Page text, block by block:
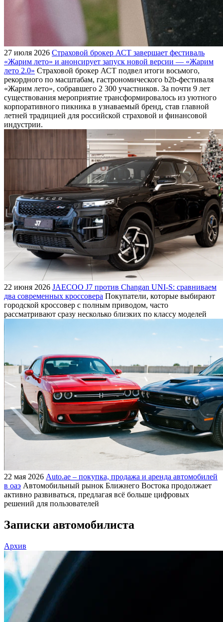
27 июля 2026 Страховой брокер АСТ завершает фестиваль
«Жарим лето» и анонсирует запуск новой версии — «Жарим
лето 2.0» Страховой брокер АСТ подвел итоги восьмого,
рекордного по масштабам, гастрономического b2b-фестиваля
«Жарим лето», собравшего 2 300 участников. За почти 9 лет
существования мероприятие трансформировалось из уютного
корпоративного пикника в узнаваемый бренд, став главной
летней традицией для российской страховой и финансовой
индустрии.
22 июня 2026 JAECOO J7 против Changan UNI-S: сравниваем
два современных кроссовера Покупатели, которые выбирают
городской кроссовер с полным приводом, часто
рассматривают сразу несколько близких по классу моделей
22 мая 2026 Auto.ae – покупка, продажа и аренда автомобилей
в оаэ Автомобильный рынок Ближнего Востока продолжает
активно развиваться, предлагая всё больше цифровых
решений для пользователей
Записки автомобилиста
Архив